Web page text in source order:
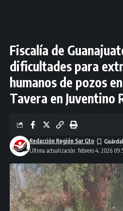
Fiscalía de
dificultades para
humanos de pozos
Tavera en Juventino
Última actualización: febrero 4, 2026
Redacción Región Sur Gto